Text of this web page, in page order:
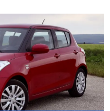
נמוכה יותר וכפועל יוצא צפוי מחירם
נמצאים בדרגות הזיהום הגבוהות ואינם
להשתנות.